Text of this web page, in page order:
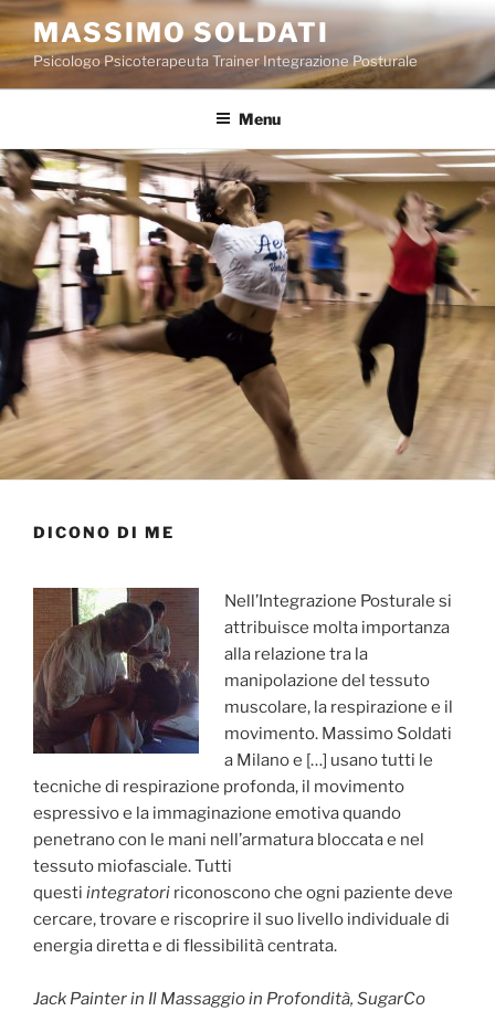
Salta
al
contenuto
MASSIMO SOLDATI
Psicologo Psicoterapeuta Trainer Integrazione Posturale
Menu
DICONO DI ME
Nell’Integrazione Posturale si
attribuisce molta importanza
alla relazione tra la
manipolazione del tessuto
muscolare, la respirazione e il
movimento. Massimo Soldati
a Milano e […] usano tutti le
tecniche di respirazione profonda, il movimento
espressivo e la immaginazione emotiva quando
penetrano con le mani nell’armatura bloccata e nel
tessuto miofasciale. Tutti
questi integratori riconoscono che ogni paziente deve
cercare, trovare e riscoprire il suo livello individuale di
energia diretta e di flessibilità centrata.
Jack Painter in Il Massaggio in Profondità, SugarCo